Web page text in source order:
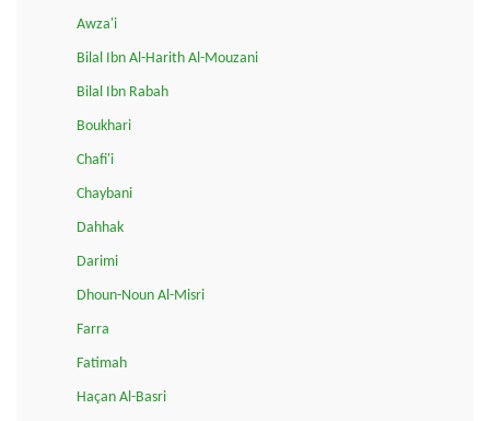
Awza'i
Bilal Ibn Al-Harith Al-Mouzani
Bilal Ibn Rabah
Boukhari
Chafi'i
Chaybani
Dahhak
Darimi
Dhoun-Noun Al-Misri
Farra
Fatimah
Haçan Al-Basri